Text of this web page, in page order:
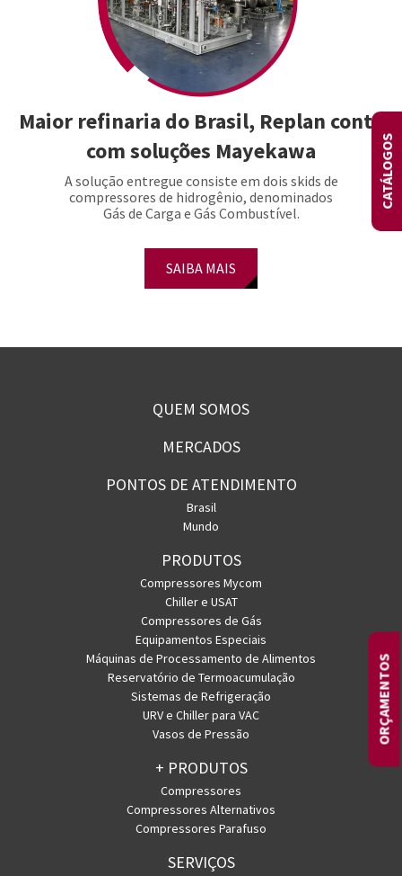
Maior refinaria do Brasil, Replan conta
com soluções Mayekawa
A solução entregue consiste em dois skids de
compressores de hidrogênio, denominados
Gás de Carga e Gás Combustível.
SAIBA MAIS
CATÁLOGOS
ORÇAMENTOS
QUEM SOMOS
MERCADOS
PONTOS DE ATENDIMENTO
Brasil
Mundo
PRODUTOS
Compressores Mycom
Chiller e USAT
Compressores de Gás
Equipamentos Especiais
Máquinas de Processamento de Alimentos
Reservatório de Termoacumulação
Sistemas de Refrigeração
URV e Chiller para VAC
Vasos de Pressão
+ PRODUTOS
Compressores
Compressores Alternativos
Compressores Parafuso
SERVIÇOS